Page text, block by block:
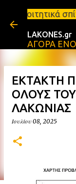
προς
LAKONES.gr
ΑΓΟΡΑ
ΕΚΤΑΚΤΗ
ΟΛΟΥΣ
ΛΑΚΩΝΙΑΣ
Ιουλίου 08, 2025